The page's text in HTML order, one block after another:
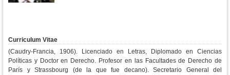
Curriculum Vitae
(Caudry-Francia, 1906). Licenciado en Letras, Diplomado en Ciencias
Políticas y Doctor en Derecho. Profesor en las Facultades de Derecho de
París y Strassbourg (de la que fue decano). Secretario General del